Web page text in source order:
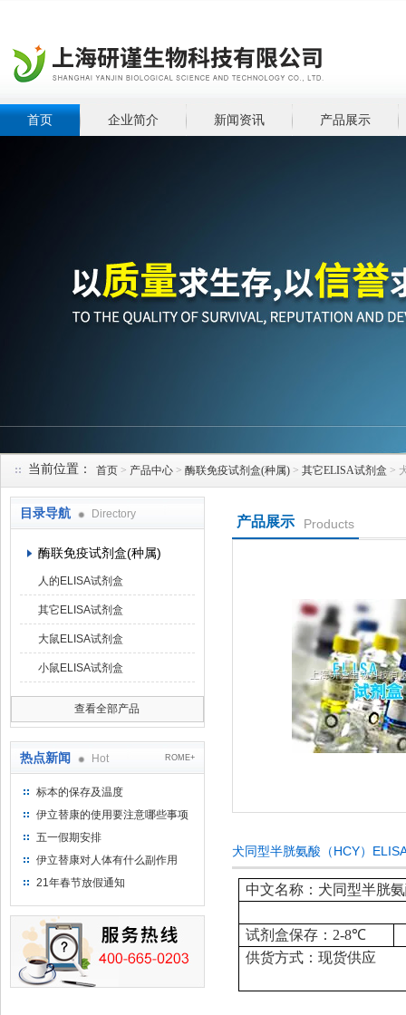
首页 企业简介 新闻资讯 产品展示
当前位置： 首页 > 产品中心 > 酶联免疫试剂盒(种属) > 其它ELISA试剂盒 >
目录导航 Directory
酶联免疫试剂盒(种属)
人的ELISA试剂盒
其它ELISA试剂盒
大鼠ELISA试剂盒
小鼠ELISA试剂盒
查看全部产品
热点新闻 Hot ROME+
标本的保存及温度
伊立替康的使用要注意哪些事项
五一假期安排
伊立替康对人体有什么副作用
21年春节放假通知
产品展示 Products
犬同型半胱氨酸（HCY）
中文名称：犬同型半胱
试剂盒保存： 2-8℃
供货方式：现货供应